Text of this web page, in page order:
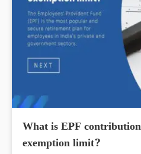
What is EPF
exemption limit?